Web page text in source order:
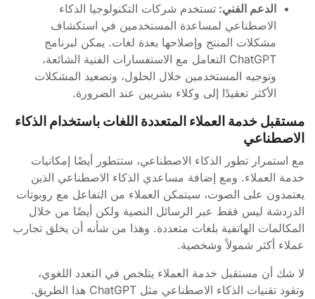
الدعم الفني: تستخدم شركات التكنولوجيا الذكاء
الاصطناعي لمساعدة المستخدمين في استكشاف
مشكلات المنتج وإصلاحها بعدة لغات. يمكن لبرنامج
ChatGPT التعامل مع الاستفسارات الفنية الشائعة،
وتوجيه المستخدمين خلال الحلول، وتصعيد المشكلات
الأكثر تعقيدًا إلى وكلاء بشريين عند الضرورة.
مستقبل خدمة العملاء المتعددة اللغات باستخدام الذكاء
الاصطناعي
مع استمرار تطور الذكاء الاصطناعي، ستتطور أيضًا إمكانيات
خدمة العملاء. ومع إضافة مساعدي الذكاء الاصطناعي الذين
يعتمدون على الصوت، سيتمكن العملاء من التفاعل مع روبوتات
الدردشة ليس فقط عبر الرسائل النصية ولكن أيضًا من خلال
المكالمات الهاتفية بلغات متعددة. وهذا من شأنه أن يخلق تجارب
عملاء أكثر شمولاً وشخصية.
لا شك أن مستقبل خدمة العملاء يتلخص في التعدد اللغوي،
وتقود تقنيات الذكاء الاصطناعي مثل ChatGPT هذا الطريق.